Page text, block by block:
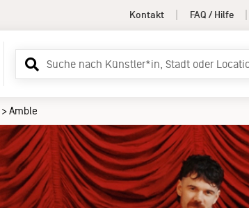
Kontakt FAQ / Hilfe
Suchbegriff
eingeben
>Amble